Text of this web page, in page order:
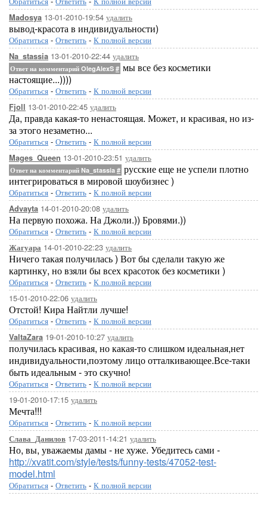
Madosya 13-01-2010-19:54 удалить
вывод-красота в индивидуальности)
Обратиться - Ответить - К полной версии
Na_stassia 13-01-2010-22:44 удалить
Ответ на комментарий OlegAlexS # мы все без косметики
настоящие...))))
Обратиться - Ответить - К полной версии
Fjoll 13-01-2010-22:45 удалить
Да, правда какая-то ненастоящая. Может, и красивая, но из-
за этого незаметно...
Обратиться - Ответить - К полной версии
Mages_Queen 13-01-2010-23:51 удалить
Ответ на комментарий Na_stassia # русские еще не успели плотно
интегрироваться в мировой шоубизнес )
Обратиться - Ответить - К полной версии
Advayta 14-01-2010-20:08 удалить
На первую похожа. На Джоли.)) Бровями.))
Обратиться - Ответить - К полной версии
Жагуара 14-01-2010-22:23 удалить
Ничего такая получилась ) Вот бы сделали такую же
картинку, но взяли бы всех красоток без косметики )
Обратиться - Ответить - К полной версии
15-01-2010-22:06 удалить
Отстой! Кира Найтли лучше!
Обратиться - Ответить - К полной версии
ValtaZara 19-01-2010-10:27 удалить
получилась красивая, но какая-то слишком идеальная,нет
индивидуальности,поэтому лицо отталкивающее.Все-таки
быть идеальным - это скучно!
Обратиться - Ответить - К полной версии
19-01-2010-17:15 удалить
Мечта!!!
Обратиться - Ответить - К полной версии
Слава_Данилов 17-03-2011-14:21 удалить
Но, вы, уважаемы дамы - не хуже. Убедитесь сами -
http://xvatit.com/style/tests/funny-tests/47052-test-
model.html
Обратиться - Ответить - К полной версии